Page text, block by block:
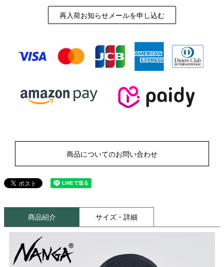
再入荷お知らせメールを申し込む
商品についてのお問い合わせ
商品紹介 サイズ・詳細